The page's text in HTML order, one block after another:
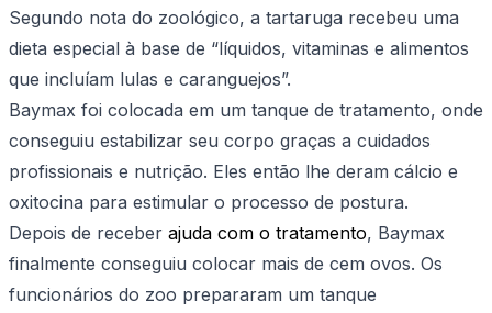
Segundo nota do zoológico, a tartaruga recebeu uma
dieta especial à base de “líquidos, vitaminas e alimentos
que incluíam lulas e caranguejos”.
Baymax foi colocada em um tanque de tratamento, onde
conseguiu estabilizar seu corpo graças a cuidados
profissionais e nutrição. Eles então lhe deram cálcio e
oxitocina para estimular o processo de postura.
Depois de receber ajuda com o tratamento, Baymax
finalmente conseguiu colocar mais de cem ovos. Os
funcionários do zoo prepararam um tanque